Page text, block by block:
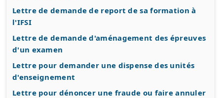
Lettre de demande de report de sa formation à
l'IFSI
Lettre de demande d'aménagement des épreuves
d'un examen
Lettre pour demander une dispense des unités
d'enseignement
Lettre pour dénoncer une fraude ou faire annuler